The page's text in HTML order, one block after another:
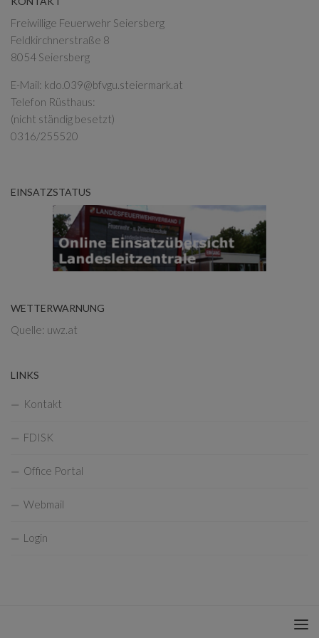
Freiwillige Feuerwehr Seiersberg
Feldkirchnerstraße 8
8054 Seiersberg
E-Mail: kdo.039@bfvgu.steiermark.at
Telefon Rüsthaus:
(nicht ständig besetzt)
0316/255520
EINSATZSTATUS
WETTERWARNUNG
Quelle: uwz.at
LINKS
Kontakt
FDISK
Office Portal
Webmail
Login